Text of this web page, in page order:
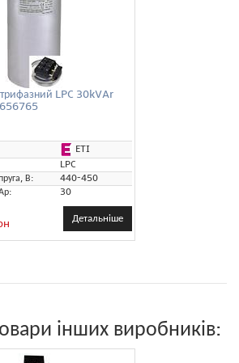
LPC 30kVAr
ETI
LPC
В:
440-450
30
Детальніше
інших виробників: